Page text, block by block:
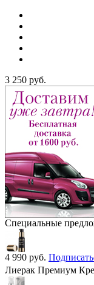
3 250 руб.
Специальные
4 990 руб.
Лиерак Премиум